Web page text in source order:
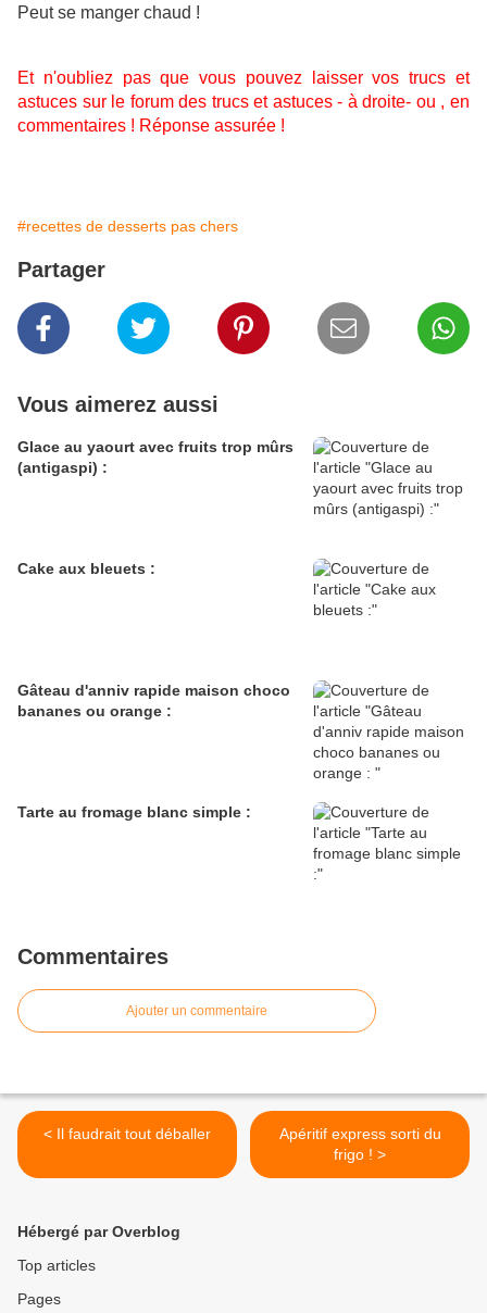
Peut se manger chaud !
Et n'oubliez pas que vous pouvez laisser vos trucs et
astuces sur le forum des trucs et astuces - à droite- ou , en
commentaires ! Réponse assurée !
#recettes de desserts pas chers
Partager
Vous aimerez aussi
Glace au yaourt avec fruits trop mûrs
(antigaspi) :
Cake aux bleuets :
Gâteau d'anniv rapide maison choco
bananes ou orange :
Tarte au fromage blanc simple :
Commentaires
Ajouter un commentaire
< Il faudrait tout déballer
Apéritif express sorti du
frigo ! >
Hébergé par Overblog
Top articles
Pages